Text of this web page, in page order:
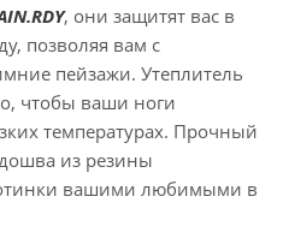
, они защитят вас в
позволяя вам с
пейзажи. Утеплитель
чтобы ваши ноги
температурах. Прочный
из резины
вашими любимыми в